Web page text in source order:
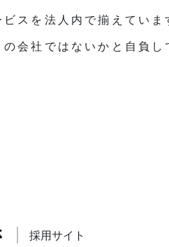
スを法人内で揃えていま
会社ではないかと自負し
採用サイト